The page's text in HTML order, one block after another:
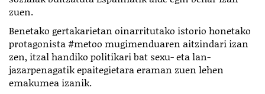
zuen.
Benetako gertakarietan oinarritutako istorio honetako
protagonista #metoo mugimenduaren aitzindari izan
zen, itzal handiko politikari bat sexu- eta lan-
jazarpenagatik epaitegietara eraman zuen lehen
emakumea izanik.